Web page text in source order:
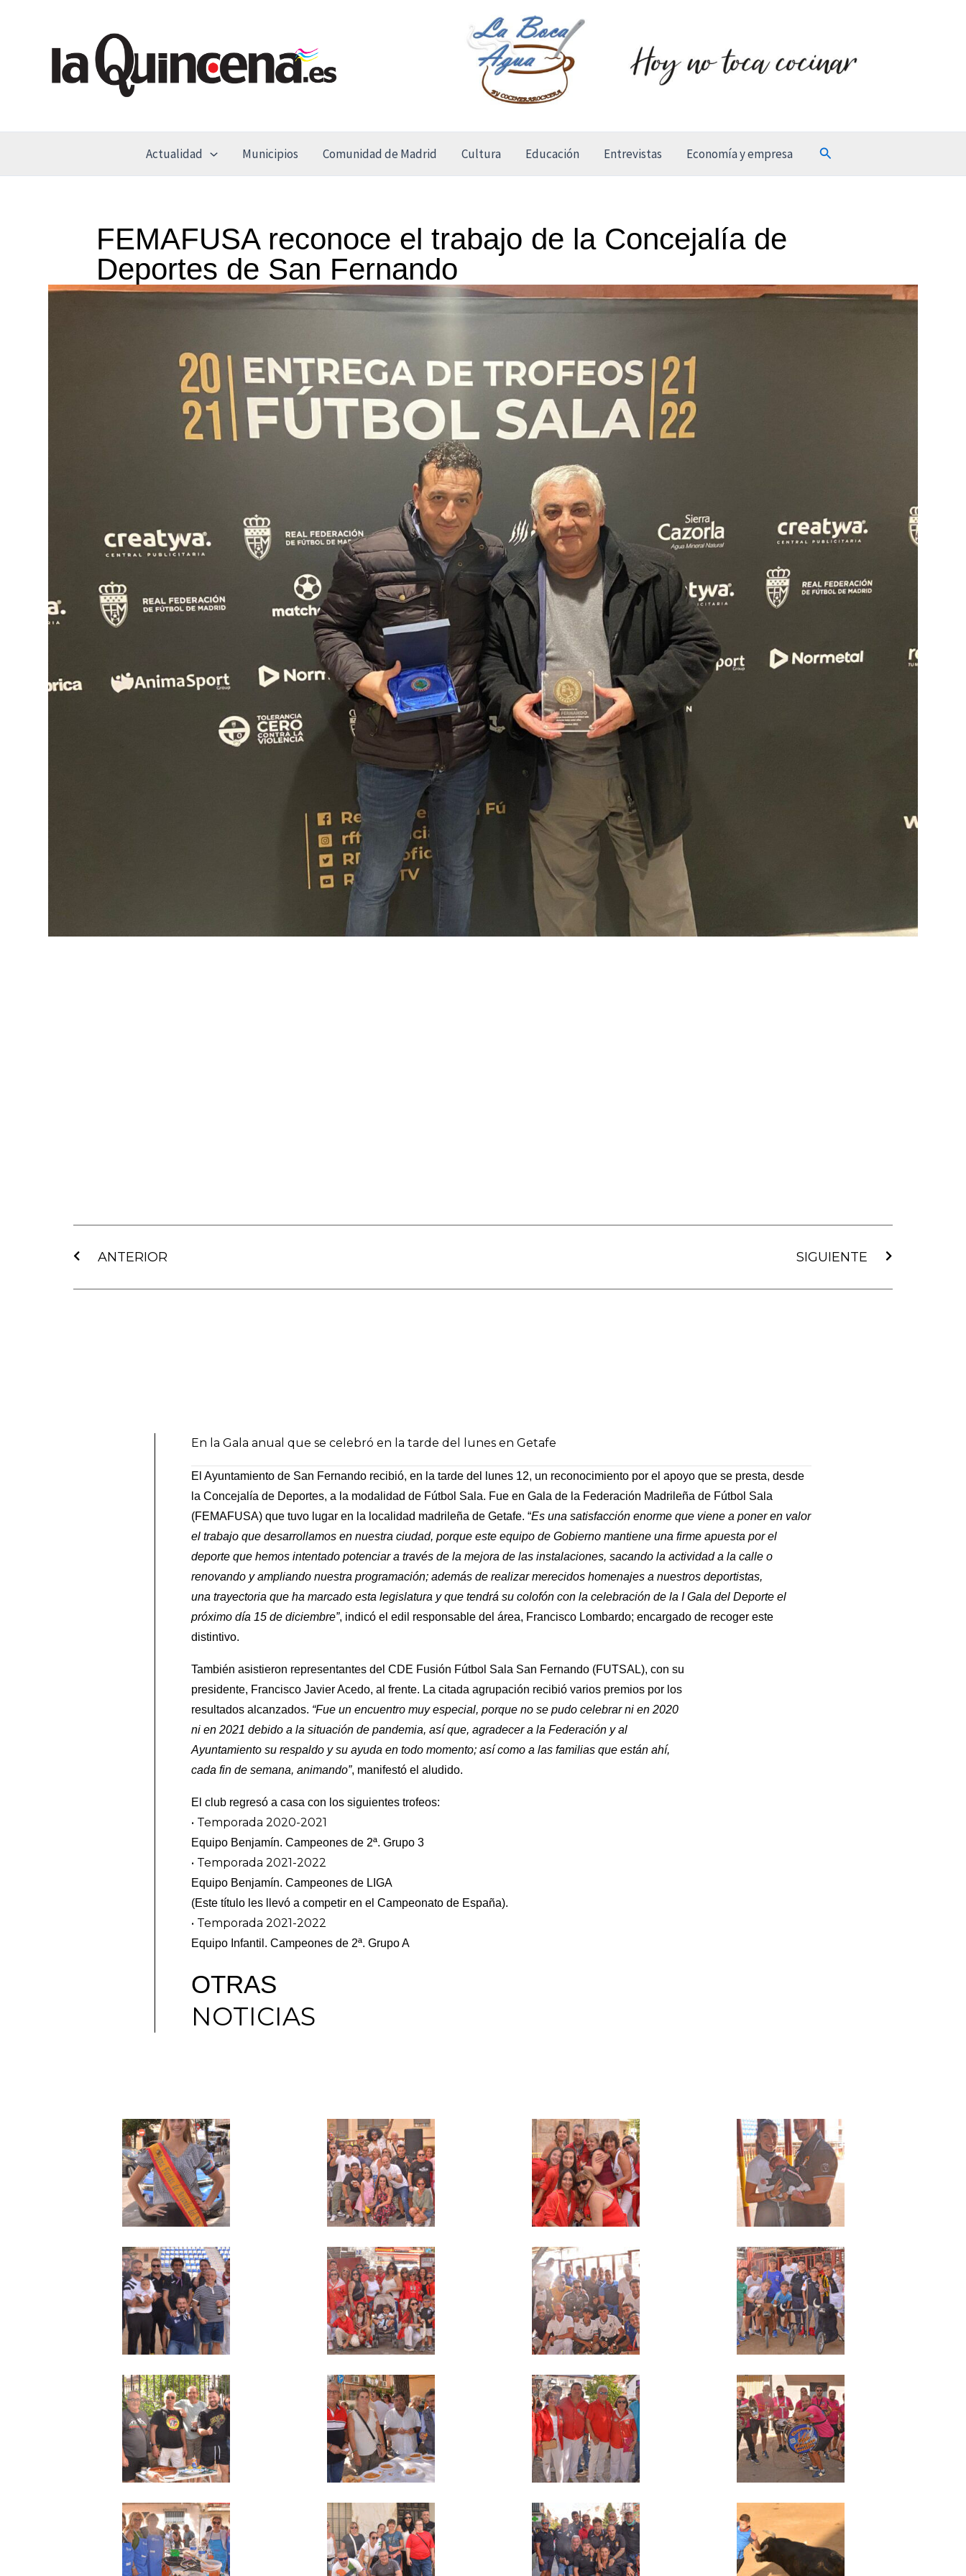
contenido
Actualidad Municipios Comunidad de Madrid Cultura Educación Entrevistas Economía y empresa Buscar
FEMAFUSA reconoce el trabajo de la Concejalía de
Deportes de San Fernando
ANTERIOR SIGUIENTE
En la Gala anual que se celebró en la tarde del lunes en Getafe
El Ayuntamiento de San Fernando recibió, en la tarde del lunes 12, un reconocimiento por el apoyo que se presta, desde
la Concejalía de Deportes, a la modalidad de Fútbol Sala. Fue en Gala de la Federación Madrileña de Fútbol Sala
(FEMAFUSA) que tuvo lugar en la localidad madrileña de Getafe. “Es una satisfacción enorme que viene a poner en valor
el trabajo que desarrollamos en nuestra ciudad, porque este equipo de Gobierno mantiene una firme apuesta por el
deporte que hemos intentado potenciar a través de la mejora de las instalaciones, sacando la actividad a la calle o
renovando y ampliando nuestra programación; además de realizar merecidos homenajes a nuestros deportistas,
una trayectoria que ha marcado esta legislatura y que tendrá su colofón con la celebración de la I Gala del Deporte el
próximo día 15 de diciembre”, indicó el edil responsable del área, Francisco Lombardo; encargado de recoger este
distintivo.
También asistieron representantes del CDE Fusión Fútbol Sala San Fernando (FUTSAL), con su
presidente, Francisco Javier Acedo, al frente. La citada agrupación recibió varios premios por los
resultados alcanzados. “Fue un encuentro muy especial, porque no se pudo celebrar ni en 2020
ni en 2021 debido a la situación de pandemia, así que, agradecer a la Federación y al
Ayuntamiento su respaldo y su ayuda en todo momento; así como a las familias que están ahí,
cada fin de semana, animando”, manifestó el aludido.
El club regresó a casa con los siguientes trofeos:
• Temporada 2020-2021
Equipo Benjamín. Campeones de 2ª. Grupo 3
• Temporada 2021-2022
Equipo Benjamín. Campeones de LIGA
(Este título les llevó a competir en el Campeonato de España).
• Temporada 2021-2022
Equipo Infantil. Campeones de 2ª. Grupo A
OTRAS
NOTICIAS